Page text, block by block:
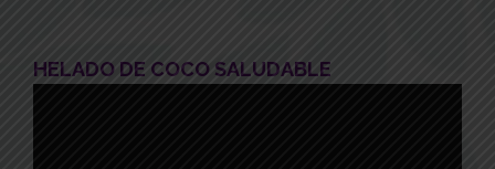
HELADO DE COCO SALUDABLE